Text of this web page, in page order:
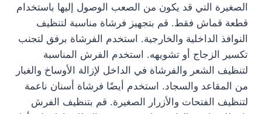
الصغيرة التي قد يكون من الصعب الوصول إليها باستخدام
قطعة قماش فقط. قم بتجهيز فرشاة مناسبة لتنظيف
النوافذ الداخلية والخارجية. استخدم الفرشاة برفق لتجنب
تكسير الزجاج أو تشويهه. استخدم الفرش المناسبة
لتنظيف الشعر والفرشاة في الداخل لإزالة الأوساخ والغبار
من المقاعد والسجاد. استخدم أيضًا فرشاة أسنان ناعمة
لتنظيف الفتحات والأزرار الصغيرة. قم بتنظيف الفرش